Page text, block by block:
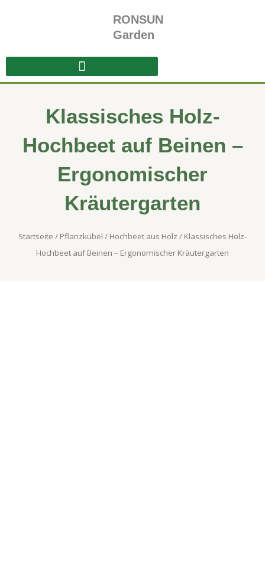
RONSUN
Garden
Klassisches Holz-
Hochbeet auf Beinen –
Ergonomischer
Kräutergarten
Startseite / ​​Pflanzkübel​​ / Hochbeet aus Holz / Klassisches Holz-
Hochbeet auf Beinen – Ergonomischer Kräutergarten